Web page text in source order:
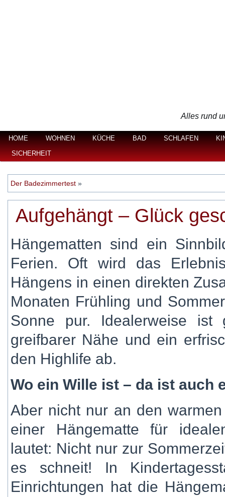
Alles rund
HOME WOHNEN KÜCHE BAD SCHLAFEN
SICHERHEIT
Der Badezimmertest »
Aufgehängt – Glück
Hängematten sind ein
Ferien. Oft wird das
Hängens in einen direkten
Monaten Frühling und
Sonne pur. Idealerweise
greifbarer Nähe und ein
den Highlife ab.
Wo ein Wille ist – da ist auch
Aber nicht nur an den
einer Hängematte für
lautet: Nicht nur zur
es schneit! In
Einrichtungen hat die